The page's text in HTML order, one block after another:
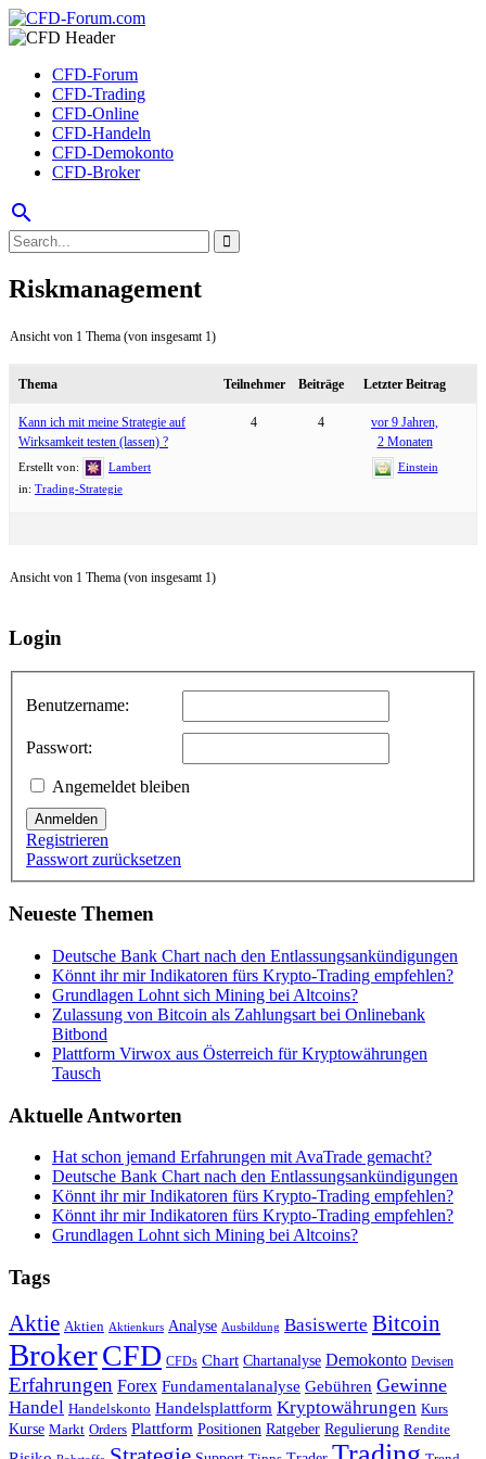
CFD-Forum
CFD-Trading
CFD-Online
CFD-Handeln
CFD-Demokonto
CFD-Broker
search
Riskmanagement
Ansicht von 1 Thema (von insgesamt 1)
Thema Teilnehmer Beiträge Letzter Beitrag
Kann ich mit meine Strategie auf
Wirksamkeit testen (lassen) ?
Erstellt von:
Lambert
in: Trading-Strategie
4 4
vor 9 Jahren,
2 Monaten
Einstein
Ansicht von 1 Thema (von insgesamt 1)
Login
Benutzername:
Passwort:
Angemeldet bleiben
Anmelden
Registrieren
Passwort zurücksetzen
Neueste Themen
Deutsche Bank Chart nach den Entlassungsankündigungen
Könnt ihr mir Indikatoren fürs Krypto-Trading empfehlen?
Grundlagen Lohnt sich Mining bei Altcoins?
Zulassung von Bitcoin als Zahlungsart bei Onlinebank
Bitbond
Plattform Virwox aus Österreich für Kryptowährungen
Tausch
Aktuelle Antworten
Hat schon jemand Erfahrungen mit AvaTrade gemacht?
Deutsche Bank Chart nach den Entlassungsankündigungen
Könnt ihr mir Indikatoren fürs Krypto-Trading empfehlen?
Könnt ihr mir Indikatoren fürs Krypto-Trading empfehlen?
Grundlagen Lohnt sich Mining bei Altcoins?
Tags
Aktie Aktien Aktienkurs Analyse Ausbildung Basiswerte Bitcoin
BrokerCFD CFDs Chart Chartanalyse Demokonto Devisen
Erfahrungen Forex Fundamentalanalyse Gebühren Gewinne
Handel Handelskonto Handelsplattform Kryptowährungen Kurs
Kurse Markt Orders Plattform Positionen Ratgeber Regulierung Rendite